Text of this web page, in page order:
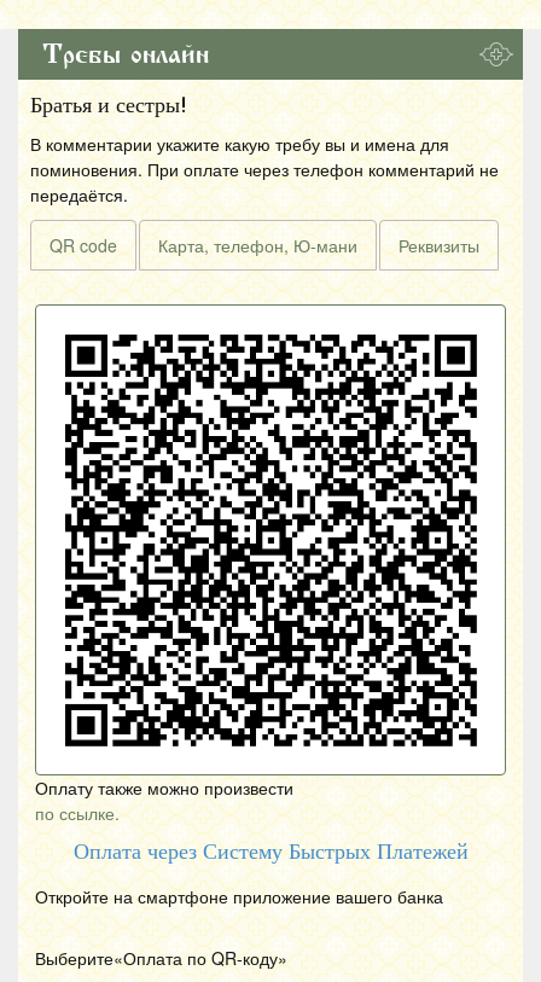
Требы онлайн
Братья и сестры!
В комментарии укажите какую требу вы и имена для
поминовения. При оплате через телефон комментарий не
передаётся.
QR code Карта, телефон, Ю-мани Реквизиты
Оплату также можно произвести
по ссылке.
Оплата через Систему Быстрых Платежей
Откройте на смартфоне приложение вашего банка
Выберите«Оплата по QR-коду»